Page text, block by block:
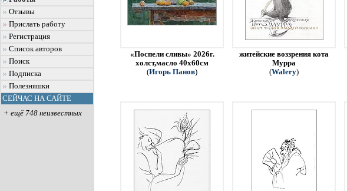
Отзывы
Прислать работу
Регистрация
Список авторов
Поиск
Подписка
Полезняшки
СЕЙЧАС НА САЙТЕ
+ ещё 748 неизвестных
«Поспели сливы» 2026г.
холст,масло 40х60см
(Игорь Панов)
житейские воззрения кота
Мурра
(Walery)